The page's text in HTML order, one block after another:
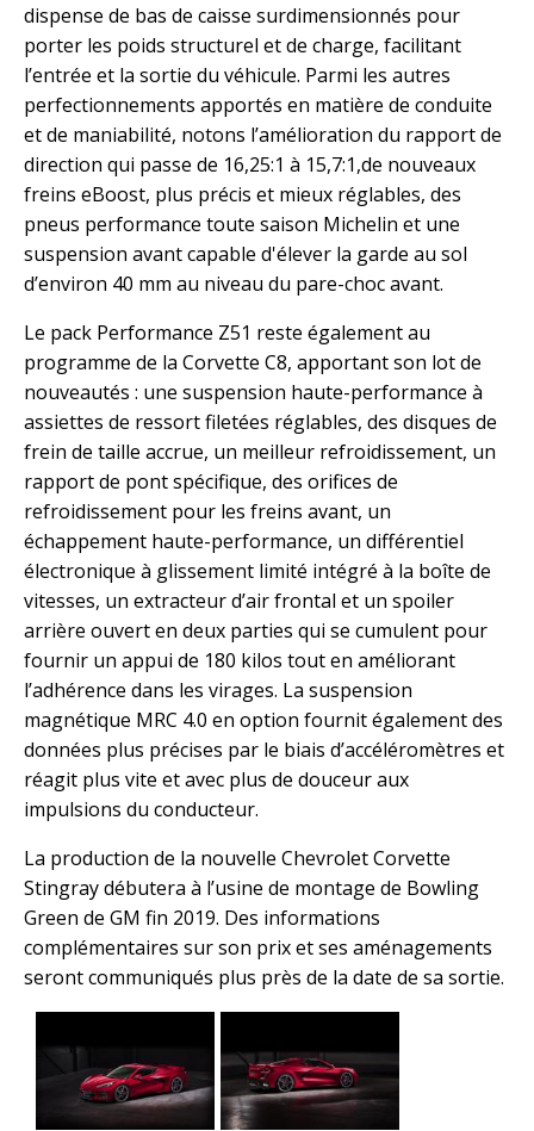
dispense de bas de caisse surdimensionnés pour
porter les poids structurel et de charge, facilitant
l’entrée et la sortie du véhicule. Parmi les autres
perfectionnements apportés en matière de conduite
et de maniabilité, notons l’amélioration du rapport de
direction qui passe de 16,25:1 à 15,7:1,de nouveaux
freins eBoost, plus précis et mieux réglables, des
pneus performance toute saison Michelin et une
suspension avant capable d'élever la garde au sol
d’environ 40 mm au niveau du pare-choc avant.
Le pack Performance Z51 reste également au
programme de la Corvette C8, apportant son lot de
nouveautés : une suspension haute-performance à
assiettes de ressort filetées réglables, des disques de
frein de taille accrue, un meilleur refroidissement, un
rapport de pont spécifique, des orifices de
refroidissement pour les freins avant, un
échappement haute-performance, un différentiel
électronique à glissement limité intégré à la boîte de
vitesses, un extracteur d’air frontal et un spoiler
arrière ouvert en deux parties qui se cumulent pour
fournir un appui de 180 kilos tout en améliorant
l’adhérence dans les virages. La suspension
magnétique MRC 4.0 en option fournit également des
données plus précises par le biais d’accéléromètres et
réagit plus vite et avec plus de douceur aux
impulsions du conducteur.
La production de la nouvelle Chevrolet Corvette
Stingray débutera à l’usine de montage de Bowling
Green de GM fin 2019. Des informations
complémentaires sur son prix et ses aménagements
seront communiqués plus près de la date de sa sortie.